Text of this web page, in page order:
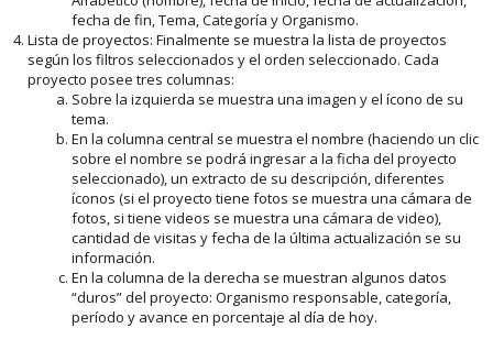
fecha de fin, Tema, Categoría y Organismo.
Lista de proyectos: Finalmente se muestra la lista de proyectos
según los filtros seleccionados y el orden seleccionado. Cada
proyecto posee tres columnas:
Sobre la izquierda se muestra una imagen y el ícono de su
tema.
En la columna central se muestra el nombre (haciendo un clic
sobre el nombre se podrá ingresar a la ficha del proyecto
seleccionado), un extracto de su descripción, diferentes
íconos (si el proyecto tiene fotos se muestra una cámara de
fotos, si tiene videos se muestra una cámara de video),
cantidad de visitas y fecha de la última actualización se su
información.
En la columna de la derecha se muestran algunos datos
“duros” del proyecto: Organismo responsable, categoría,
período y avance en porcentaje al día de hoy.